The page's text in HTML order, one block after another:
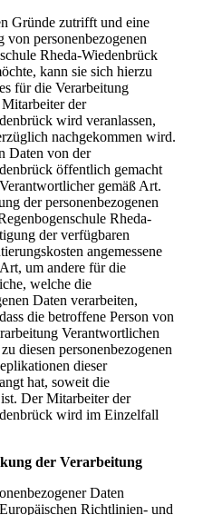
Gründe zutrifft und eine
von personenbezogenen
Rheda-Wiedenbrück
kann sie sich hierzu
für die Verarbeitung
der
wird veranlassen,
nachgekommen wird.
Daten von der
öffentlich gemacht
gemäß Art.
der personenbezogenen
Rheda-
der verfügbaren
angemessene
um andere für die
welche die
Daten verarbeiten,
die betroffene Person von
Verantwortlichen
diesen personenbezogenen
dieser
hat, soweit die
Der Mitarbeiter der
wird im Einzelfall
der Verarbeitung
Daten
Richtlinien- und